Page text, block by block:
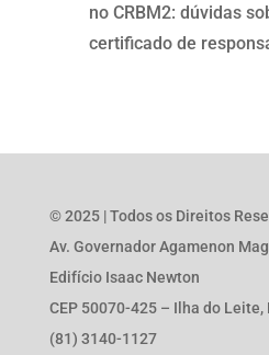
no CRBM2: dúvidas
certificado de
© 2025 | Todos os Direitos
Av. Governador Agamenon
Edifício Isaac Newton
CEP 50070-425 – Ilha do Leite,
(81) 3140-1127